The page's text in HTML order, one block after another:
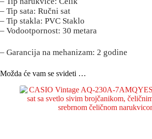
– Tip sata: Ručni sat
– Tip stakla: PVC Staklo
– Vodootpornost: 30 metara
– Garancija na mehanizam: 2 godine
Možda će vam se svideti …